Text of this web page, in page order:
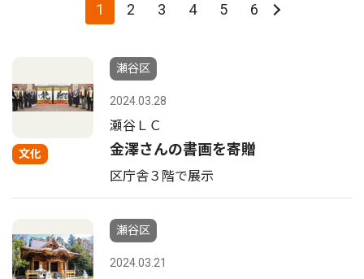
1 2 3 4 5 6
文化
瀬谷区
2024.03.28
瀬谷ＬＣ
金澤さんの書画を寄贈
区庁舎３階で展示
瀬谷区
2024.03.21